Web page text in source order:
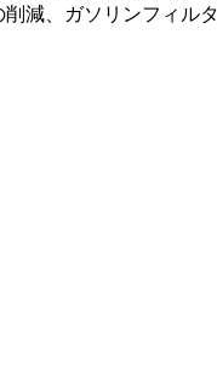
減、ガソリンフィル